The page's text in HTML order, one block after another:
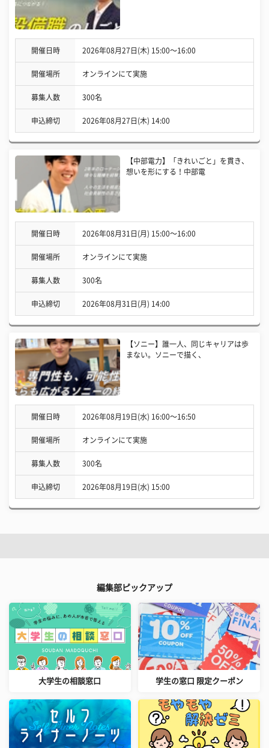
開催日時 2026年08月27日(木) 15:00〜16:00
開催場所 オンラインにて実施
募集人数 300名
申込締切 2026年08月27日(木) 14:00
【中部電力】「きれいごと」を貫き、
想いを形にする！中部電
開催日時 2026年08月31日(月) 15:00〜16:00
開催場所 オンラインにて実施
募集人数 300名
申込締切 2026年08月31日(月) 14:00
【ソニー】誰一人、同じキャリアは歩
まない。ソニーで描く、
開催日時 2026年08月19日(水) 16:00〜16:50
開催場所 オンラインにて実施
募集人数 300名
申込締切 2026年08月19日(水) 15:00
編集部ピックアップ
大学生の相談窓口 学生の窓口 限定クーポン